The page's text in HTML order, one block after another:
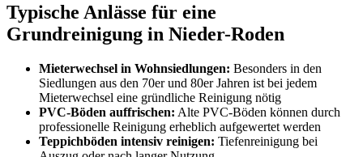
Typische Anlässe für eine
Grundreinigung in Nieder-Roden
Mieterwechsel in Wohnsiedlungen: Besonders in den
Siedlungen aus den 70er und 80er Jahren ist bei jedem
Mieterwechsel eine gründliche Reinigung nötig
PVC-Böden auffrischen: Alte PVC-Böden können durch
professionelle Reinigung erheblich aufgewertet werden
Teppichböden intensiv reinigen: Tiefenreinigung bei